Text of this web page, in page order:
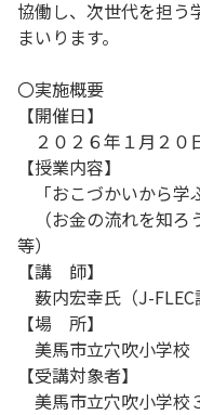
協働し、次世代を担う
まいります。
〇実施概要
【開催日】
２０２６年１月２０
【授業内容】
「おこづかいから学
（お金の流れを知ろ
等）
【講 師】
薮内宏幸氏（J-FLEC
【場 所】
美馬市立穴吹小学校
【受講対象者】
美馬市立穴吹小学校